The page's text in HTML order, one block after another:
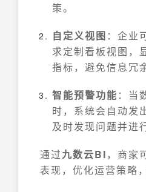
策。
自定义视图 ：企业
求定制看板视图，
指标，避免信息冗
智能预警功能 ：当
时，系统会自动发
及时发现问题并进
通过九数云BI ，商家
表现，优化运营策略